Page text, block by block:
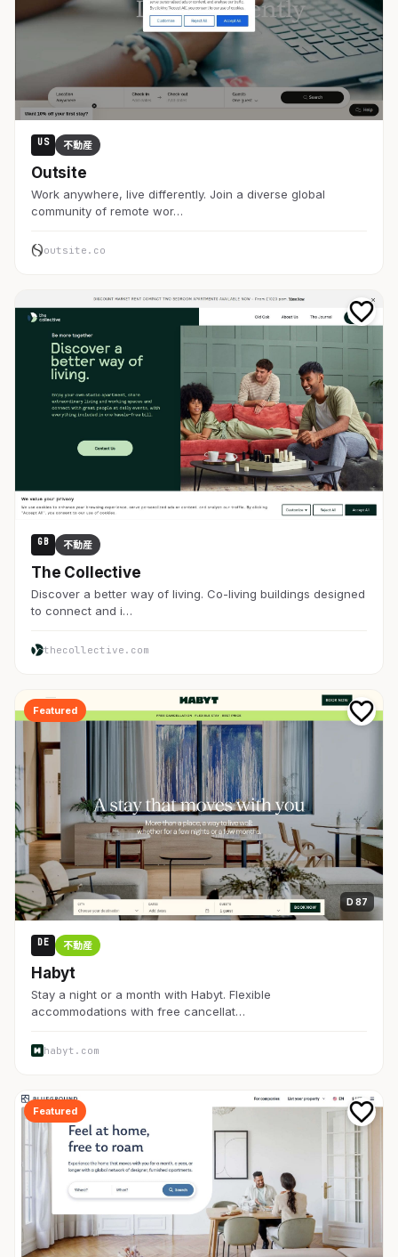
US 不動産
Outsite
Work anywhere, live differently. Join a diverse global
community of remote wor…
outsite.co
GB 不動産
The Collective
Discover a better way of living. Co-living buildings designed
to connect and i…
thecollective.com
Featured
D 87
DE 不動産
Habyt
Stay a night or a month with Habyt. Flexible
accommodations with free cancellat…
habyt.com
Featured